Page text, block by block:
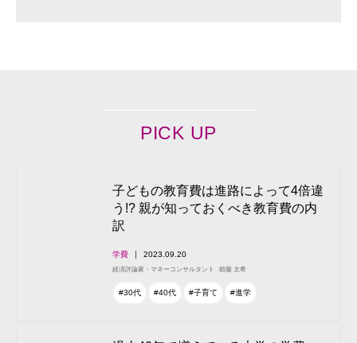
PICK UP
子どもの教育費は進路によって4倍違
う!? 親が知っておくべき教育費の内
訳
学費 2023.09.20
経済評論家・マネーコンサルタント 頼藤 太希
#30代 #40代 #子育て #進学